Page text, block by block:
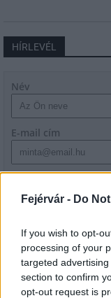
Fejérvár - Do
If you wish to opt-
processing of your
targeted
section to confirm
opt-out request is
HÍRLEVÉL
Név
E-mail cím
szabályzatot!
LEGFRISSEBB